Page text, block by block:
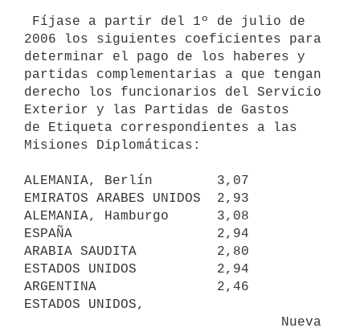
2006 los siguientes coeficientes para
determinar el pago de los haberes y
partidas complementarias a que tengan
derecho los funcionarios del Servicio
Exterior y las Partidas de Gastos
de Etiqueta correspondientes a las
Misiones Diplomáticas:
ALEMANIA, Berlín        3,07
EMIRATOS ARABES UNIDOS  2,93
ALEMANIA, Hamburgo      3,08
ESPAÑA                  2,94
ARABIA SAUDITA          2,80
ESTADOS UNIDOS          2,94
ARGENTINA               2,46
ESTADOS UNIDOS,